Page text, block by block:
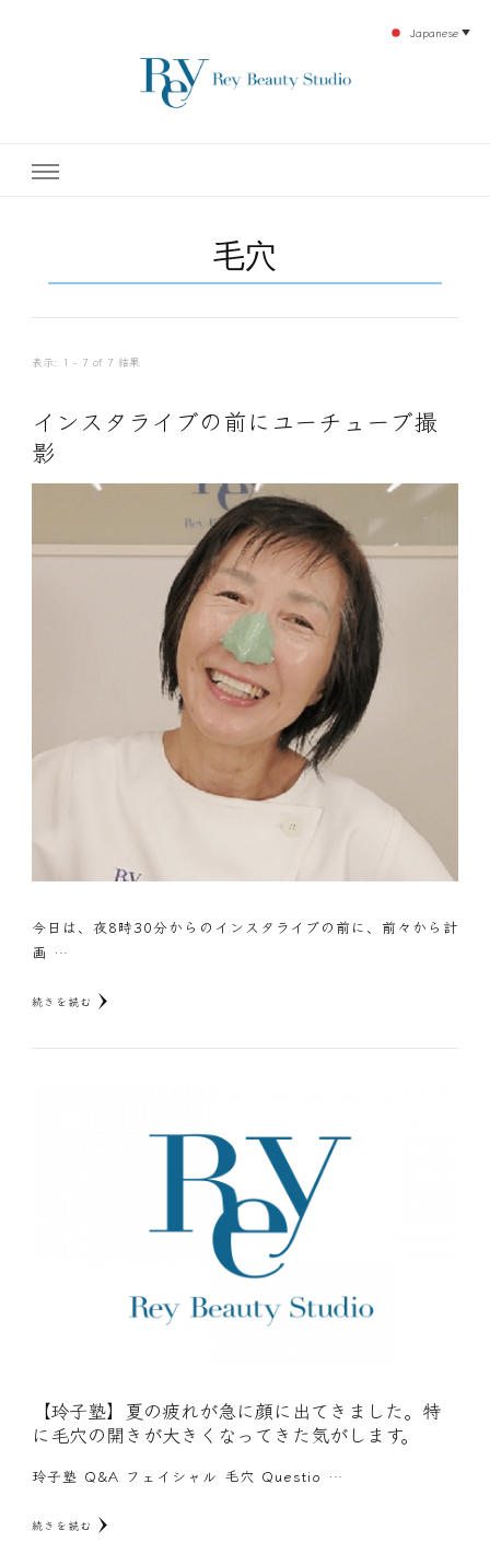
エステ
テ開設45年の実績を誇る本格エステだからこそ、お客様が必ず満足してもらえるこ
毛穴
表示: 1 - 7 of 7 結果
インスタライブの前にユーチューブ撮
影
今日は、夜8時30分からのインスタライブの前に、前々から計
画 …
続きを読む
【玲子塾】夏の疲れが急に顔に出てきました。特
に毛穴の開きが大きくなってきた気がします。
玲子塾 Q&A フェイシャル 毛穴 Questio …
続きを読む
Japanese ▼